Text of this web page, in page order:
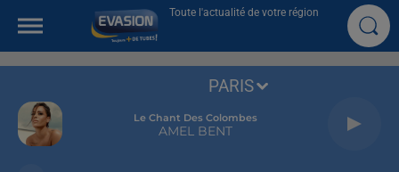
Toute l'actualité de votre région
Le Chant Des Colombes
AMEL BENT
PARIS